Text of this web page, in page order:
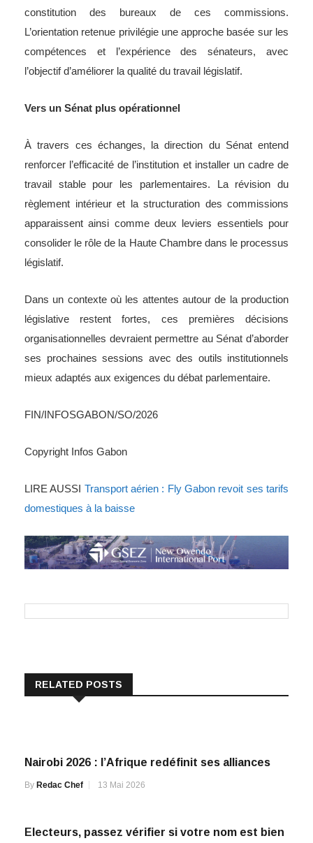
constitution des bureaux de ces commissions.
L’orientation retenue privilégie une approche basée sur les
compétences et l’expérience des sénateurs, avec
l’objectif d’améliorer la qualité du travail législatif.
Vers un Sénat plus opérationnel
À travers ces échanges, la direction du Sénat entend
renforcer l’efficacité de l’institution et installer un cadre de
travail stable pour les parlementaires. La révision du
règlement intérieur et la structuration des commissions
apparaissent ainsi comme deux leviers essentiels pour
consolider le rôle de la Haute Chambre dans le processus
législatif.
Dans un contexte où les attentes autour de la production
législative restent fortes, ces premières décisions
organisationnelles devraient permettre au Sénat d’aborder
ses prochaines sessions avec des outils institutionnels
mieux adaptés aux exigences du débat parlementaire.
FIN/INFOSGABON/SO/2026
Copyright Infos Gabon
LIRE AUSSI Transport aérien : Fly Gabon revoit ses tarifs
domestiques à la baisse
RELATED POSTS
Nairobi 2026 : l’Afrique redéfinit ses alliances
By Redac Chef 13 Mai 2026
Electeurs, passez vérifier si votre nom est bien